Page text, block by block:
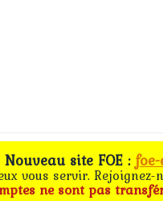
Nouveau site FOE :
vous servir.
ne sont pas